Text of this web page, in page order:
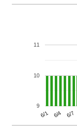
6/1 6/4 6/7
9
10
11